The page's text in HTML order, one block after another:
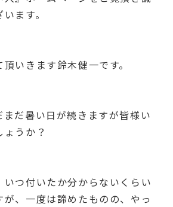
ます。
いきます鈴木健一です。
だ暑い日が続きますが皆様い
うか？
つ付いたか分からないくらい
、一度は諦めたものの、やっ